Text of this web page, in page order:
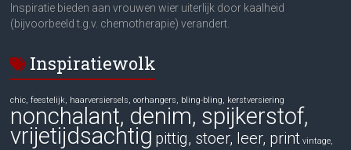
Inspiratie bieden aan vrouwen wier uiterlijk door kaalheid
(bijvoorbeeld t.g.v. chemotherapie) verandert.
Inspiratiewolk
chic, feestelijk, haarversiersels, oorhangers, bling-bling, kerstversiering
nonchalant, denim, spijkerstof,
vrijetijdsachtig pittig, stoer, leer, print vintage,